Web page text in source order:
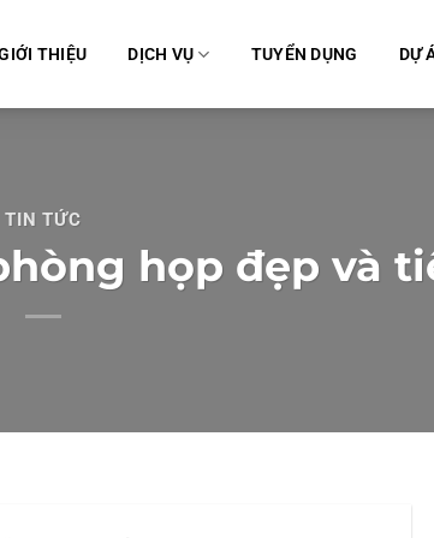
THIỆU DỊCH VỤ TUYỂN DỤNG DỰ
TIN TỨC
họp đẹp và